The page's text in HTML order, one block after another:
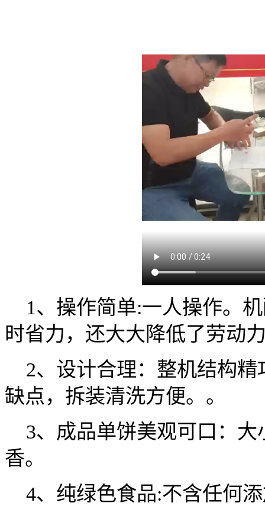
1、操作简单:一人操作。
时省力，还大大降低了劳动
2、设计合理：整机结构精
缺点，拆装清洗方便。。
3、成品单饼美观可口：大
香。
4、纯绿色食品:不含任何